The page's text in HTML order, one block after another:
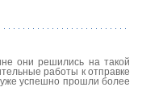
они решились на такой
работы к отправке
уже успешно прошли более